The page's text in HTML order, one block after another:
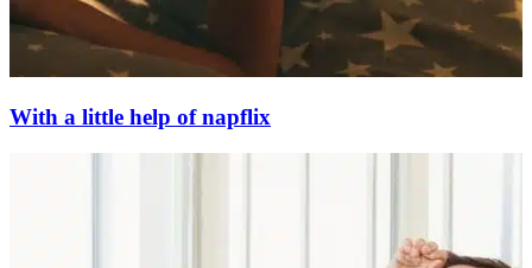
With a little help of napflix